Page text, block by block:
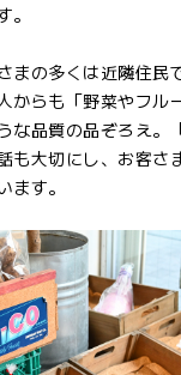
。
まの多くは近隣住民
からも「野菜やフル
な品質の品ぞろえ。
も大切にし、お客さ
ます。